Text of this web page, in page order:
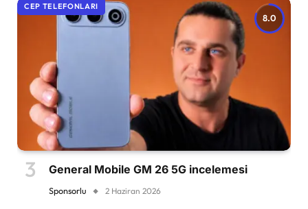
8.0
CEP TELEFONLARI
General Mobile GM 26 5G incelemesi
Sponsorlu 2 Haziran 2026